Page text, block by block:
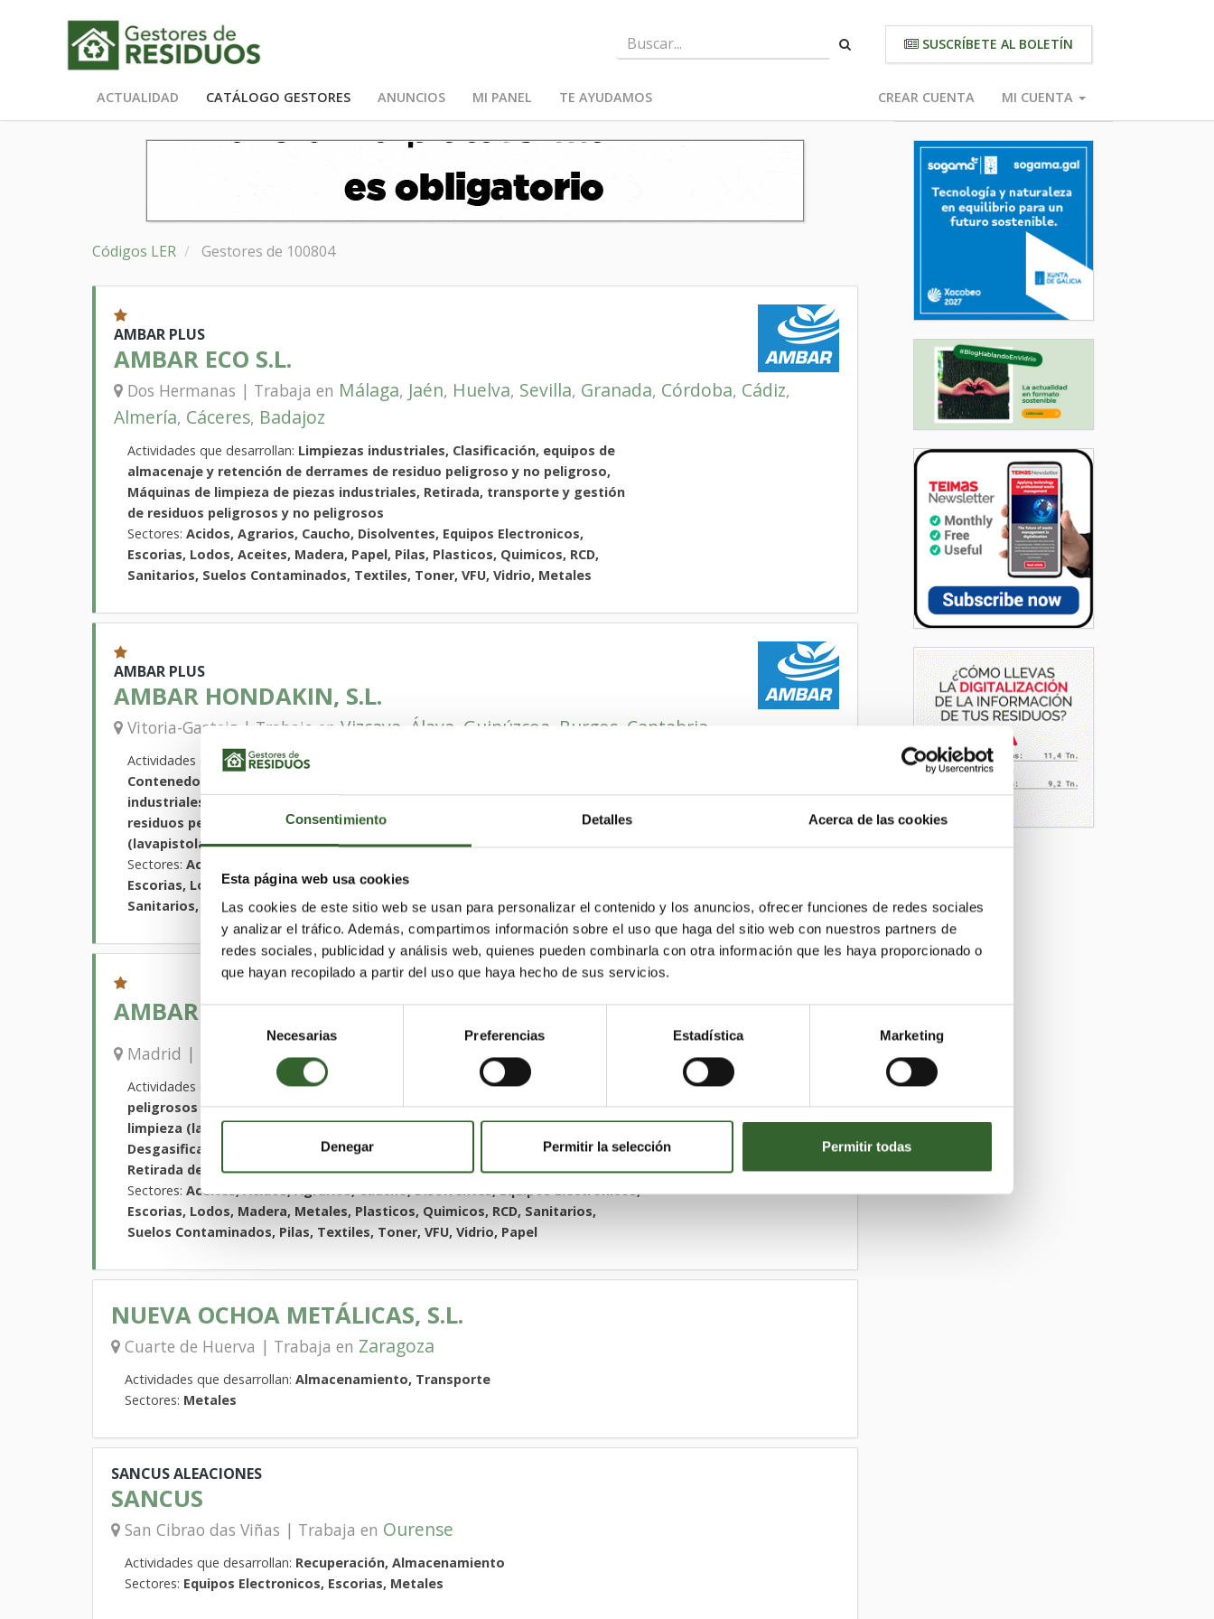
Consentimiento Detalles Acerca de las cookies
Esta página web usa cookies
Las cookies de este sitio web se usan para personalizar el contenido y los anuncios, ofrecer funciones de redes sociales
y analizar el tráfico. Además, compartimos información sobre el uso que haga del sitio web con nuestros partners de
redes sociales, publicidad y análisis web, quienes pueden combinarla con otra información que les haya proporcionado o
que hayan recopilado a partir del uso que haya hecho de sus servicios.
consentimiento
Necesarias Preferencias Estadística Marketing
Denegar Permitir la selección Permitir todas
SUSCRÍBETE AL BOLETÍN
ACTUALIDAD CATÁLOGO GESTORES ANUNCIOS MI PANEL TE AYUDAMOS CREAR CUENTA MI CUENTA
Códigos LER Gestores de 100804
AMBAR PLUS
AMBAR ECO S.L.
Dos Hermanas | Trabaja en Málaga, Jaén, Huelva, Sevilla, Granada, Córdoba, Cádiz,
Almería, Cáceres, Badajoz
Actividades que desarrollan: Limpiezas industriales, Clasificación, equipos de
almacenaje y retención de derrames de residuo peligroso y no peligroso,
Máquinas de limpieza de piezas industriales, Retirada, transporte y gestión
de residuos peligrosos y no peligrosos
Sectores: Acidos, Agrarios, Caucho, Disolventes, Equipos Electronicos,
Escorias, Lodos, Aceites, Madera, Papel, Pilas, Plasticos, Quimicos, RCD,
Sanitarios, Suelos Contaminados, Textiles, Toner, VFU, Vidrio, Metales
AMBAR PLUS
AMBAR HONDAKIN, S.L.
Vitoria-Gasteiz | Trabaja en Vizcaya Álava Guipúzcoa Burgos Cantabria
Actividades que desarrollan:Desgasificación y anulación de depósitos,
Contenedores de gran volumen, Limpieza de separadores, Limpiezas
industriales, Retirada de fibrocemento, Retirada, transporte y gestión de
residuos peligrosos y no peligrosos, Clasificación, maquinas de limpieza
(lavapistolas y lavapiezas)
Sectores: Aceites, Acidos, Agrarios, Caucho, Disolventes, Equipos Electronicos,
Escorias, Lodos, Madera, Metales, Papel, Pilas, Plasticos, Quimicos, RCD,
Sanitarios, Suelos Contaminados, Textiles, Toner, VFU, Vidrio
AMBAR PLUS, S.L.
Madrid | Trabaja enMadrid Toledo,
Actividades que desarrollan:Retirada, transporte y gestión de residuos
peligrosos y no peligrosos, Limpiezas industriales, Clasificación, maquinas de
limpieza (lavapistolas y lavapiezas), Limpieza de separadores,
Desgasificación y anulación de depósitos, Contenedores de gran volumen,
Retirada de fibrocemento
Sectores: Aceites, Acidos, Agrarios, Caucho, Disolventes, Equipos Electronicos,
Escorias, Lodos, Madera, Metales, Plasticos, Quimicos, RCD, Sanitarios,
Suelos Contaminados, Pilas, Textiles, Toner, VFU, Vidrio, Papel
NUEVA OCHOA METÁLICAS, S.L.
Cuarte de Huerva | Trabaja en Zaragoza
Actividades que desarrollan: Almacenamiento, Transporte
Sectores: Metales
SANCUS ALEACIONES
SANCUS
San Cibrao das Viñas | Trabaja en Ourense
Actividades que desarrollan: Recuperación, Almacenamiento
Sectores: Equipos Electronicos, Escorias, Metales